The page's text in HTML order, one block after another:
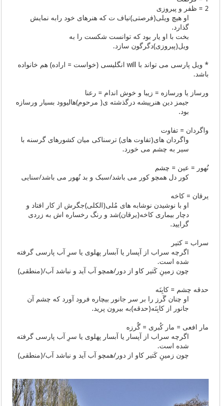
2 = ظفر و پیروزی
او هیچ ویلی(فرصتی)نیاف ت که هنرهای خود رابه نمایش
گذارد.
بخت با او یار بود که توانست شکست را به
ویل(پیروزی)دگرگون سازد.
* ویل پارسی می تواند با will انگلیسی (خواست = اراده) هم خانواده
باشد.
ورساز یا ورسازه = زیبا و خوش اندام = رعنا
جیمز دین هنرپیشه درگذشته ی( مرحوم)هالیوود بسیار ورسازه
بود.
واگردان = تفاوت
واگردان های(تفاوت های) ترسناکی میان کشورهای گرسنه با
سیر به چشم می خورد.
نُهور = عین = چشم
کور دل همچو کور می باشد/سبک و بد نُهور می باشد/سنایی
یرقان = کاخه
او با نوشیدن نوشابه های مُلی(الکلی)جگرش از کار افتاد و
دچار بیماری کاخه(یرقان)شد و رنگ رخساره اش به زردی
گرایید.
سراب = کتیر
اگرچه سراب از آپسار یا آبسار پهلوی یا سرِ آب پارسی گرفته
شده است.
چون زمینِ کَتیر کاو از دور/همچو آب آید و نباشد آب/(منطقی)
حدقه چشم = کابِنَه
او چنان گَرز را بر سر جانور بیچاره فرود آورد که چشم آن
جانور از کابِنَه(حدقه)به بیرون پرید.
مار افعی = مار کُبری = گُرزه
اگرچه سراب از آپسار یا آبسار پهلوی یا سرِ آب پارسی گرفته
شده است.
چون زمینِ کَتیر کاو از دور/همچو آب آید و نباشد آب/(منطقی)